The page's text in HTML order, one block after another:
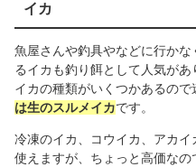
イカ
魚屋さんや釣具やなどに行か
るイカも釣り餌として人気があ
イカの種類がいくつかあるので
は生のスルメイカです。
冷凍のイカ、コウイカ、アカ
使えますが、ちょっと高価なの